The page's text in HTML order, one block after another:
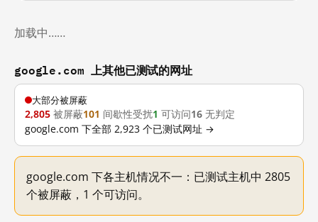
加载中……
google.com 上其他已测试的网址
大部分被屏蔽
2,805 被屏蔽101 间歇性受扰1 可访问16 无判定
google.com 下全部 2,923 个已测试网址 →
google.com 下各主机情况不一：已测试主机中 2805
个被屏蔽，1 个可访问。